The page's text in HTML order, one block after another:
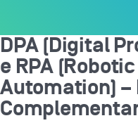
DPA (Digital
e RPA
Automation) –